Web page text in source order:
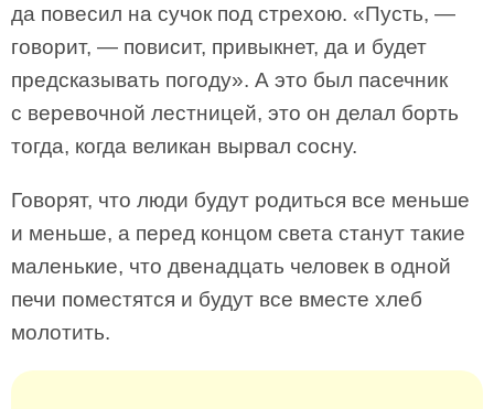
да повесил на сучок под стрехою. «Пусть, —
говорит, — повисит, привыкнет, да и будет
предсказывать погоду». А это был пасечник
с веревочной лестницей, это он делал борть
тогда, когда великан вырвал сосну.
Говорят, что люди будут родиться все меньше
и меньше, а перед концом света станут такие
маленькие, что двенадцать человек в одной
печи поместятся и будут все вместе хлеб
молотить.